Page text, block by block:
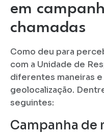
em
chamadas
Como deu para
com a Unidade de
diferentes maneiras e
geolocalização.
seguintes:
Campanha